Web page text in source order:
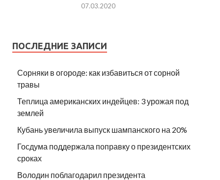
07.03.2020
ПОСЛЕДНИЕ ЗАПИСИ
Сорняки в огороде: как избавиться от сорной
травы
Теплица американских индейцев: 3 урожая под
землей
Кубань увеличила выпуск шампанского на 20%
Госдума поддержала поправку о президентских
сроках
Володин поблагодарил президента